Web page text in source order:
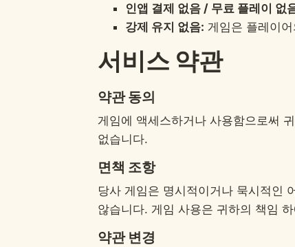
인앱 결제 없음 / 무료 플레이 없
강제 유지 없음: 게임은 플레이
서비스 약관
약관 동의
게임에 액세스하거나 사용함으로써
없습니다.
면책 조항
당사 게임은 명시적이거나 묵시적인
않습니다. 게임 사용은 귀하의 책임
약관 변경